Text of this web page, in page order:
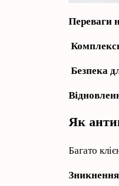
Переваги
Безпека
Як
Багато